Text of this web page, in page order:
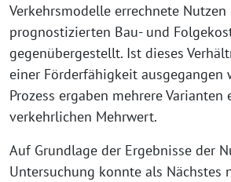
Verkehrsmodelle errechnete Nutzen
prognostizierten Bau- und
gegenübergestellt. Ist dieses
einer Förderfähigkeit ausgegangen
Prozess ergaben mehrere Varianten
verkehrlichen Mehrwert.
Auf Grundlage der Ergebnisse der
Untersuchung konnte als Nächstes